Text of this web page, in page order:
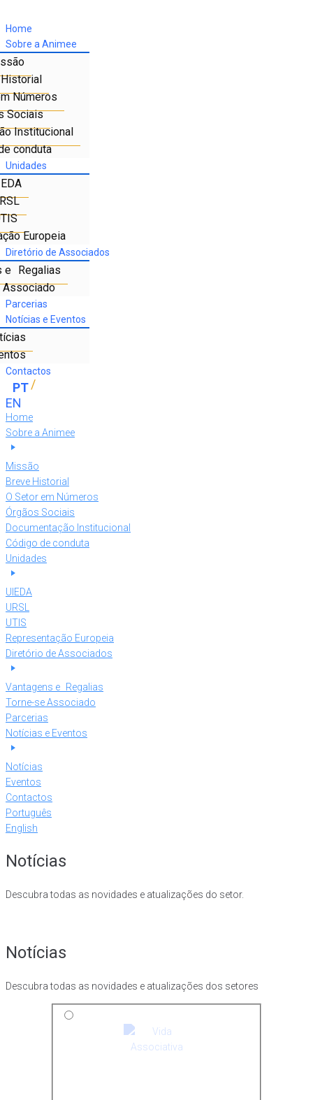
Home
Sobre a Animee
Números
Sociais
Institucional
conduta
Unidades
Europeia
Diretório de Associados
e Regalias
Associado
Parcerias
Notícias e Eventos
Contactos
Home
Sobre a Animee
Missão
Breve Historial
O Setor em Números
Órgãos Sociais
Documentação Institucional
Código de conduta
Unidades
UIEDA
URSL
UTIS
Representação Europeia
Diretório de Associados
Vantagens e Regalias
Torne-se Associado
Parcerias
Notícias e Eventos
Notícias
Eventos
Contactos
Português
English
Notícias
Descubra todas as novidades e atualizações do setor.
Notícias
Descubra todas as novidades e atualizações dos setores